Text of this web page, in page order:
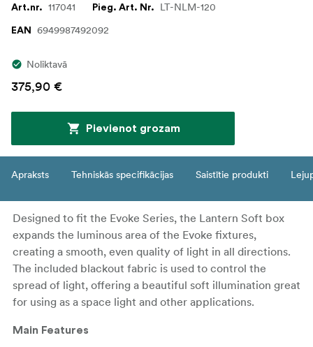
Art.nr. 117041 Pieg. Art. Nr. LT-NLM-120
EAN 6949987492092
Noliktavā
375,90 €
Pievienot grozam
Apraksts Tehniskās specifikācijas Saistītie produkti
Designed to fit the Evoke Series, the Lantern Soft box
expands the luminous area of the Evoke fixtures,
creating a smooth, even quality of light in all directions.
The included blackout fabric is used to control the
spread of light, offering a beautiful soft illumination great
for using as a space light and other applications.
Main Features